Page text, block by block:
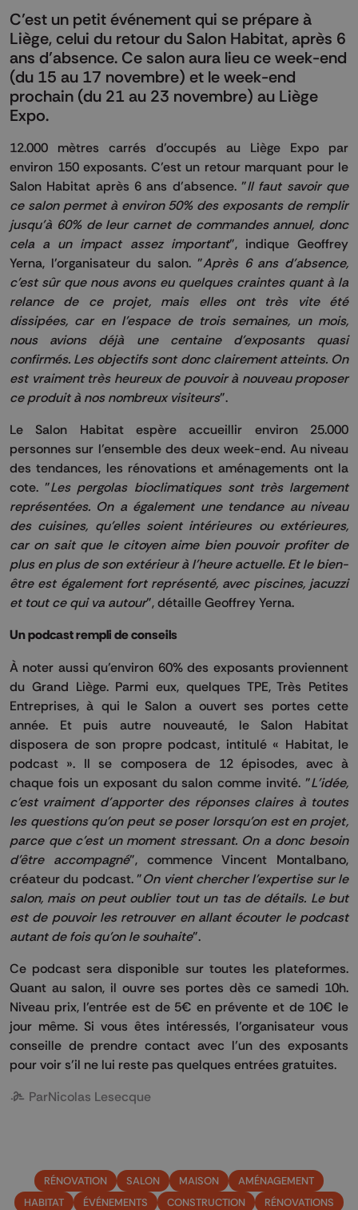
C’est un petit événement qui se prépare à
Liège, celui du retour du Salon Habitat, après 6
ans d’absence. Ce salon aura lieu ce week-end
(du 15 au 17 novembre) et le week-end
prochain (du 21 au 23 novembre) au Liège
Expo.
12.000 mètres carrés d’occupés au Liège Expo par
environ 150 exposants. C’est un retour marquant pour le
Salon Habitat après 6 ans d’absence. "Il faut savoir que
ce salon permet à environ 50% des exposants de remplir
jusqu'à 60% de leur carnet de commandes annuel, donc
cela a un impact assez important", indique Geoffrey
Yerna, l'organisateur du salon. "Après 6 ans d'absence,
c'est sûr que nous avons eu quelques craintes quant à la
relance de ce projet, mais elles ont très vite été
dissipées, car en l'espace de trois semaines, un mois,
nous avions déjà une centaine d'exposants quasi
confirmés. Les objectifs sont donc clairement atteints. On
est vraiment très heureux de pouvoir à nouveau proposer
ce produit à nos nombreux visiteurs".
Le Salon Habitat espère accueillir environ 25.000
personnes sur l’ensemble des deux week-end. Au niveau
des tendances, les rénovations et aménagements ont la
cote. "Les pergolas bioclimatiques sont très largement
représentées. On a également une tendance au niveau
des cuisines, qu'elles soient intérieures ou extérieures,
car on sait que le citoyen aime bien pouvoir profiter de
plus en plus de son extérieur à l'heure actuelle. Et le bien-
être est également fort représenté, avec piscines, jacuzzi
et tout ce qui va autour", détaille Geoffrey Yerna.
Un podcast rempli de conseils
À noter aussi qu’environ 60% des exposants proviennent
du Grand Liège. Parmi eux, quelques TPE, Très Petites
Entreprises, à qui le Salon a ouvert ses portes cette
année. Et puis autre nouveauté, le Salon Habitat
disposera de son propre podcast, intitulé « Habitat, le
podcast ». Il se composera de 12 épisodes, avec à
chaque fois un exposant du salon comme invité. "L'idée,
c'est vraiment d'apporter des réponses claires à toutes
les questions qu'on peut se poser lorsqu'on est en projet,
parce que c'est un moment stressant. On a donc besoin
d'être accompagné", commence Vincent Montalbano,
créateur du podcast. "On vient chercher l'expertise sur le
salon, mais on peut oublier tout un tas de détails. Le but
est de pouvoir les retrouver en allant écouter le podcast
autant de fois qu'on le souhaite".
Ce podcast sera disponible sur toutes les plateformes.
Quant au salon, il ouvre ses portes dès ce samedi 10h.
Niveau prix, l’entrée est de 5€ en prévente et de 10€ le
jour même. Si vous êtes intéressés, l’organisateur vous
conseille de prendre contact avec l’un des exposants
pour voir s’il ne lui reste pas quelques entrées gratuites.
ParNicolas Lesecque
RÉNOVATION SALON MAISON
AMÉNAGEMENT
HABITAT
ÉVÉNEMENTS CONSTRUCTION RÉNOVATIONS